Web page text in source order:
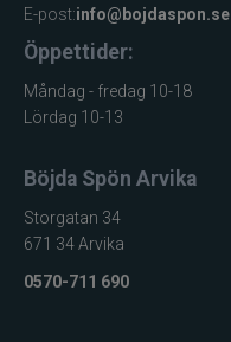
E-post:info@bojdaspon.se
Öppettider:
Måndag - fredag 10-18
Lördag 10-13
Böjda Spön Arvika
Storgatan 34
671 34 Arvika
0570-711 690